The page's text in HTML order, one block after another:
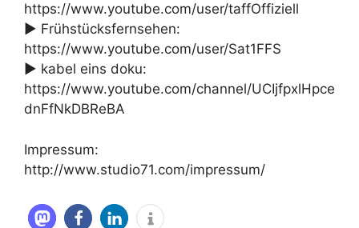
https://www.youtube.com/user/taffOffiziell
► Frühstücksfernsehen:
https://www.youtube.com/user/Sat1FFS
► kabel eins doku:
https://www.youtube.com/channel/UCIjfpxlHpce
dnFfNkDBReBA
Impressum:
http://www.studio71.com/impressum/